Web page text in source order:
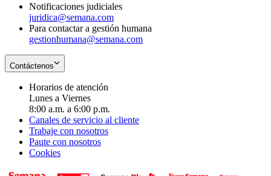
Notificaciones judiciales
juridica@semana.com
Para contactar a gestión humana
gestionhumana@semana.com
Contáctenos
Horarios de atención
Lunes a Viernes
8:00 a.m. a 6:00 p.m.
Canales de servicio al cliente
Trabaje con nosotros
Paute con nosotros
Cookies